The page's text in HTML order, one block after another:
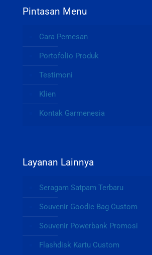
Pintasan Menu
Cara Pemesan
Portofolio Produk
Testimoni
Klien
Kontak Garmenesia
Layanan Lainnya
Seragam Satpam Terbaru
Souvenir Goodie Bag Custom
Souvenir Powerbank Promosi
Flashdisk Kartu Custom